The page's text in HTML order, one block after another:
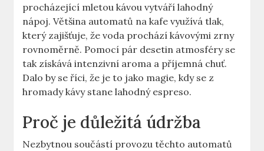
procházející mletou ⁤kávou vytváří lahodný
⁤nápoj. Většina automatů​ na ‌kafe ​využívá tlak,
který zajišťuje, že voda‍ prochází⁤ kávovými⁤ zrny
rovnoměrně.​ Pomocí pár desetin atmosféry se
tak‍ získává intenzivní ‌aroma a příjemná chuť.
Dalo by ⁢se říci, že ​je⁤ to jako magie, kdy se ⁢z‌
hromady ​kávy stane lahodný ⁣espreso.
Proč ⁢je důležitá údržba
Nezbytnou součástí provozu těchto automatů